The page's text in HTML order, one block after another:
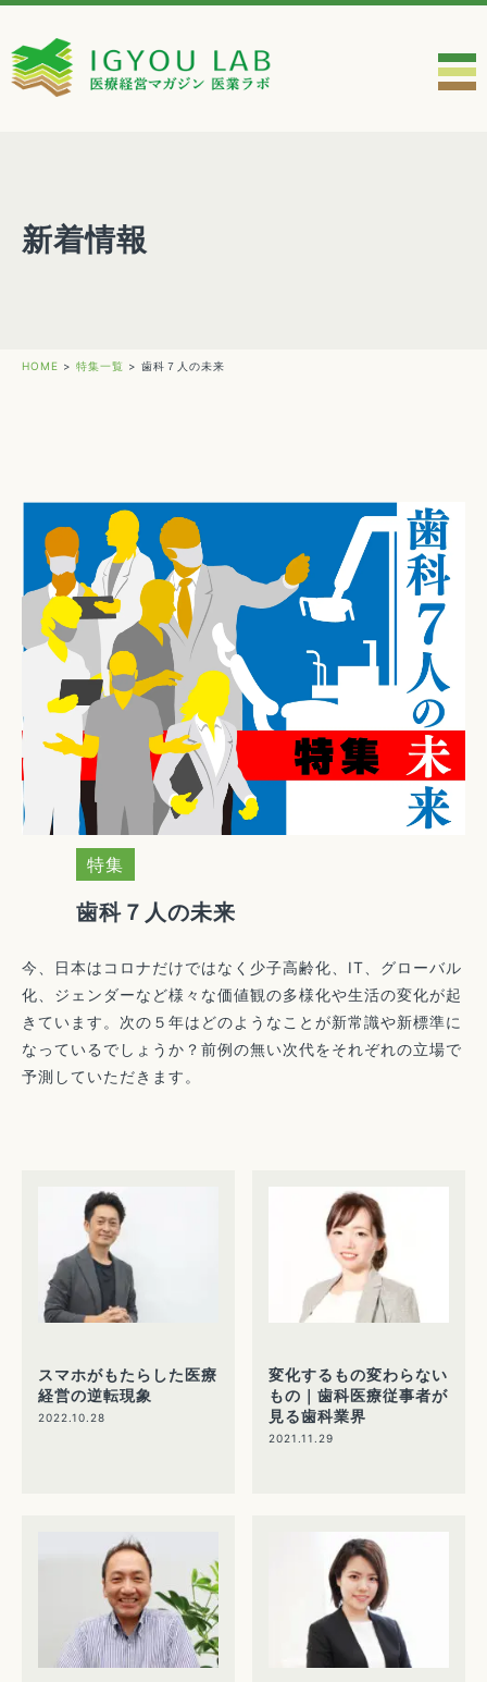
新着情報
HOME > 特集一覧 > 歯科７人の未来
特集
歯科７人の未来
今、日本はコロナだけではなく少子高齢化、IT、グローバル
化、ジェンダーなど様々な価値観の多様化や生活の変化が起
きています。次の５年はどのようなことが新常識や新標準に
なっているでしょうか？前例の無い次代をそれぞれの立場で
予測していただきます。
スマホがもたらした医療
経営の逆転現象
2022.10.28
変化するもの変わらない
もの｜歯科医療従事者が
見る歯科業界
2021.11.29